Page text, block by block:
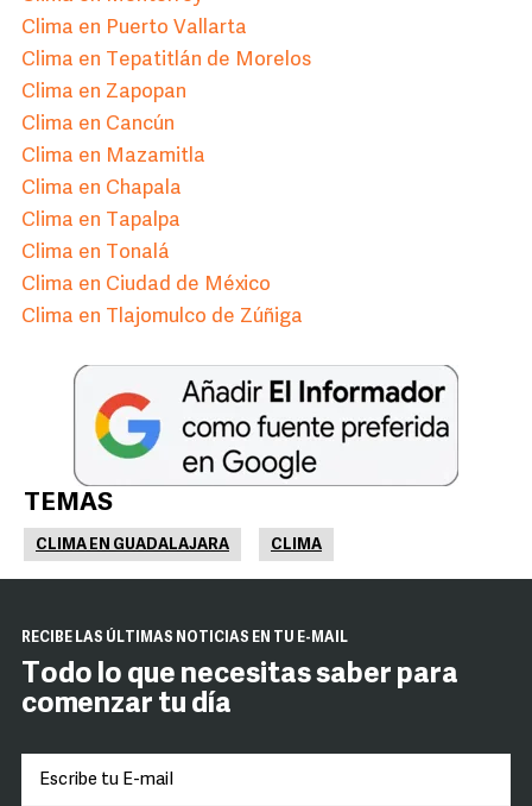
Clima en Puerto Vallarta
Clima en Tepatitlán de Morelos
Clima en Zapopan
Clima en Cancún
Clima en Mazamitla
Clima en Chapala
Clima en Tapalpa
Clima en Tonalá
Clima en Ciudad de México
Clima en Tlajomulco de Zúñiga
TEMAS
CLIMA EN GUADALAJARA CLIMA
RECIBE LAS ÚLTIMAS NOTICIAS EN TU E-MAIL
Todo lo que necesitas saber para
comenzar tu día